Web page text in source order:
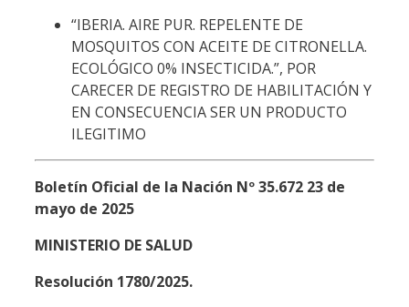
“IBERIA. AIRE PUR. REPELENTE DE
MOSQUITOS CON ACEITE DE CITRONELLA.
ECOLÓGICO 0% INSECTICIDA.”, POR
CARECER DE REGISTRO DE HABILITACIÓN Y
EN CONSECUENCIA SER UN PRODUCTO
ILEGITIMO
Boletín Oficial de la Nación Nº 35.672 23 de
mayo de 2025
MINISTERIO DE SALUD
Resolución 1780/2025.